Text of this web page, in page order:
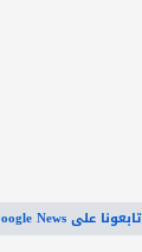
تابعونا على Google News